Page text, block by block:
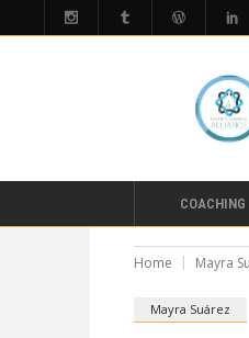
COACHING
Home Mayra
Mayra Suárez